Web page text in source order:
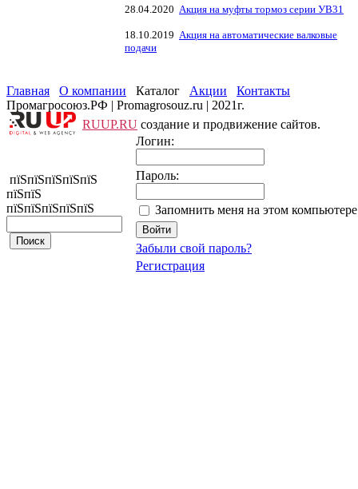
28.04.2020 Акция на муфты тормоз серии УВ31
18.10.2019 Акция на автоматические валковые
подачи
Главная О компании Каталог Акции
Контакты
Промагросоюз.РФ | Promagrosouz.ru | 2021г.
RUUP.RU создание и продвижение сайтов.
пїЅпїЅпїЅпїЅпїЅ
пїЅпїЅ
пїЅпїЅпїЅпїЅпїЅ
Логин:
Пароль:
Запомнить меня на этом компьютере
Забыли свой пароль?
Регистрация